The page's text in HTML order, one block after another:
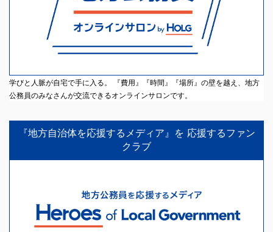
学びと人脈が自宅で手に入る。 『費用』『時間』『場所』の壁を越え、地方
公務員のみなさんが交流できるオンラインサロンです。
『地方自治体を応援するメディア』を 応援するファン
クラブ